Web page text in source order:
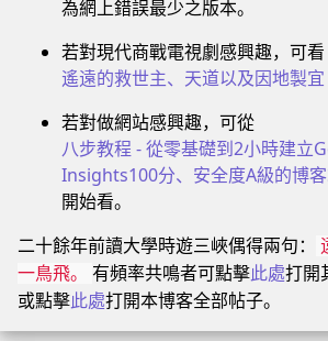
為網上錯誤最少之版本。
若對現代商戰電視劇感興趣，可看
遙遠的救世主、天道以及因地製宜
若對做網站感興趣，可從
八步教程 - 從零基礎到2小時建立
Insights100分、安全度A級的博
開始看。
二十餘年前讀大學時遊三峽偶得兩句：
一鳥飛。
有頻率共鳴者可點擊此處打開
或點擊此處打開本博客全部帖子。